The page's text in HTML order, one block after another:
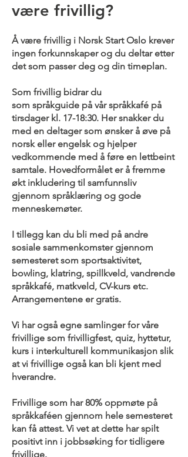
være frivillig?
Å være frivillig i Norsk Start Oslo krever
ingen forkunnskaper og du deltar etter
det som passer deg og din timeplan.
Som frivillig bidrar du
som språkguide på vår språkkafé på
tirsdager kl. 17-18:30. Her snakker du
med en deltager som ønsker å øve på
norsk eller engelsk og hjelper
vedkommende med å føre en lettbeint
samtale. Hovedformålet er å fremme
økt inkludering til samfunnsliv
gjennom språklæring og gode
menneskemøter.
I tillegg kan du bli med på andre
sosiale sammenkomster gjennom
semesteret som sportsaktivitet,
bowling, klatring, spillkveld, vandrende
språkkafé, matkveld, CV-kurs etc.
Arrangementene er gratis.
Vi har også egne samlinger for våre
frivillige som frivilligfest, quiz, hyttetur,
kurs i interkulturell kommunikasjon slik
at vi frivillige også kan bli kjent med
hverandre.
Frivillige som har 80% oppmøte på
språkkaféen gjennom hele semesteret
kan få attest. Vi vet at dette har spilt
positivt inn i jobbsøking for tidligere
frivillige.